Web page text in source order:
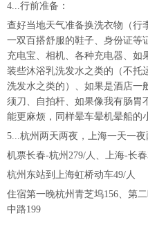
4...行前准备：
查好当地天气准备换洗衣物（行
一双百搭舒服的鞋子、身份证等
充电宝、相机、各种充电器、如
装些沐浴乳洗发水之类的（不托
洗发水之类的）、如果是酒店一
须刀、自拍杆、如果像我有肠胃
能更麻烦，同样晕车晕机晕船的
5...杭州两天两夜，上海一天一
机票长春-杭州279/人、上海-长春
杭州东站到上海虹桥动车49/人
住宿第一晚杭州青芝坞156、第
中路199